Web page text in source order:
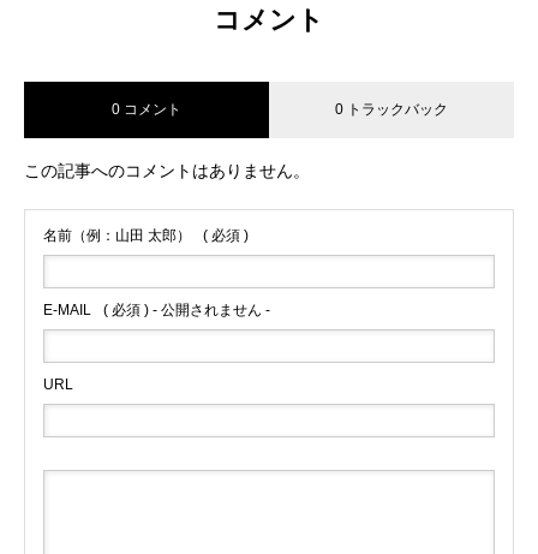
コメント
0 コメント 0 トラックバック
この記事へのコメントはありません。
名前（例：山田 太郎） ( 必須 )
E-MAIL ( 必須 ) - 公開されません -
URL